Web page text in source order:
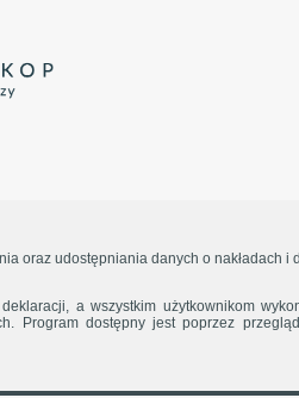
oraz udostępniania danych o nakładach i
a wszystkim użytkownikom
Program dostępny jest poprzez